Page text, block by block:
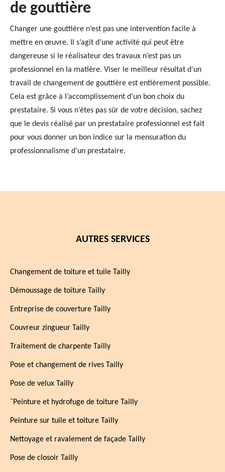
de gouttière
Changer une gouttière n’est pas une intervention facile à
mettre en œuvre. Il s’agit d’une activité qui peut être
dangereuse si le réalisateur des travaux n’est pas un
professionnel en la matière. Viser le meilleur résultat d’un
travail de changement de gouttière est entièrement possible.
Cela est grâce à l’accomplissement d’un bon choix du
prestataire. Si vous n’êtes pas sûr de votre décision, sachez
que le devis réalisé par un prestataire professionnel est fait
pour vous donner un bon indice sur la mensuration du
professionnalisme d’un prestataire.
AUTRES SERVICES
Changement de toiture et tuile Tailly
Démoussage de toiture Tailly
Entreprise de couverture Tailly
Couvreur zingueur Tailly
Traitement de charpente Tailly
Pose et changement de rives Tailly
Pose de velux Tailly
¨Peinture et hydrofuge de toiture Tailly
Peinture sur tuile et toiture Tailly
Nettoyage et ravalement de façade Tailly
Pose de closoir Tailly